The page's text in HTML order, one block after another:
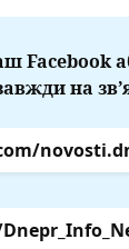
Facebook
на